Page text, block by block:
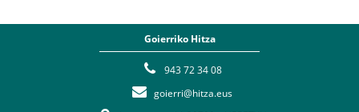
Goierriko Hitza
943 72 34 08
goierri@hitza.eus